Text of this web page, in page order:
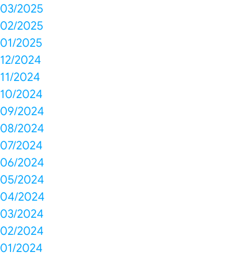
03/2025
02/2025
01/2025
12/2024
11/2024
10/2024
09/2024
08/2024
07/2024
06/2024
05/2024
04/2024
03/2024
02/2024
01/2024